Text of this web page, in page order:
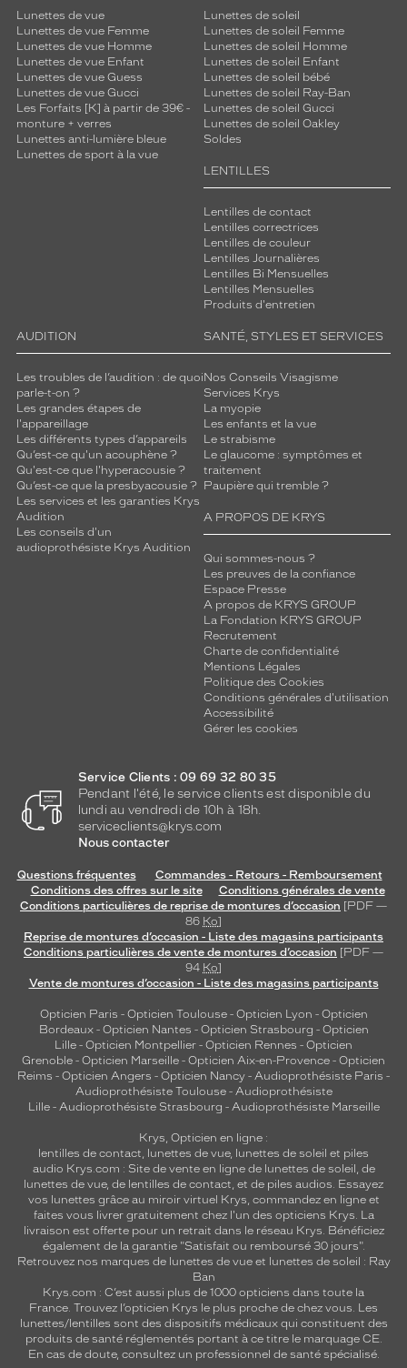
Lunettes de vue
Lunettes de vue Femme
Lunettes de vue Homme
Lunettes de vue Enfant
Lunettes de vue Guess
Lunettes de vue Gucci
Les Forfaits [K] à partir de 39€ -
monture + verres
Lunettes anti-lumière bleue
Lunettes de sport à la vue
Lunettes de soleil
Lunettes de soleil Femme
Lunettes de soleil Homme
Lunettes de soleil Enfant
Lunettes de soleil bébé
Lunettes de soleil Ray-Ban
Lunettes de soleil Gucci
Lunettes de soleil Oakley
Soldes
LENTILLES
Lentilles de contact
Lentilles correctrices
Lentilles de couleur
Lentilles Journalières
Lentilles Bi Mensuelles
Lentilles Mensuelles
Produits d'entretien
AUDITION
Les troubles de l’audition : de quoi
parle-t-on ?
Les grandes étapes de
l'appareillage
Les différents types d’appareils
Qu’est-ce qu'un acouphène ?
Qu'est-ce que l'hyperacousie ?
Qu’est-ce que la presbyacousie ?
Les services et les garanties Krys
Audition
Les conseils d'un
audioprothésiste Krys Audition
SANTÉ, STYLES ET SERVICES
Nos Conseils Visagisme
Services Krys
La myopie
Les enfants et la vue
Le strabisme
Le glaucome : symptômes et
traitement
Paupière qui tremble ?
A PROPOS DE KRYS
Qui sommes-nous ?
Les preuves de la confiance
Espace Presse
A propos de KRYS GROUP
La Fondation KRYS GROUP
Recrutement
Charte de confidentialité
Mentions Légales
Politique des Cookies
Conditions générales d'utilisation
Accessibilité
Gérer les cookies
Service Clients : 09 69 32 80 35
Pendant l'été, le service clients est disponible du
lundi au vendredi de 10h à 18h.
serviceclients@krys.com
Nous contacter
Questions fréquentes
Commandes - Retours - Remboursement
Conditions des offres sur le site
Conditions générales de vente
Conditions particulières de reprise de montures d’occasion [PDF —
86 Ko]
Reprise de montures d’occasion - Liste des magasins participants
Conditions particulières de vente de montures d’occasion [PDF —
94 Ko]
Vente de montures d’occasion - Liste des magasins participants
Opticien Paris - Opticien Toulouse- Opticien Lyon - Opticien
Bordeaux- Opticien Nantes - Opticien Strasbourg - Opticien
Lille - Opticien Montpellier - Opticien Rennes - Opticien
Grenoble - Opticien Marseille - Opticien Aix-en-Provence - Opticien
Reims - Opticien Angers - Opticien Nancy - Audioprothésiste Paris -
Audioprothésiste Toulouse- Audioprothésiste
Lille- Audioprothésiste Strasbourg - Audioprothésiste Marseille
Krys, Opticien en ligne :
lentilles de contact, lunettes de vue, lunettes de soleil et piles
audio Krys.com : Site de vente en ligne de lunettes de soleil, de
lunettes de vue, de lentilles de contact, et de piles audios. Essayez
vos lunettes grâce au miroir virtuel Krys, commandez en ligne et
faites vous livrer gratuitement chez l'un des opticiens Krys. La
livraison est offerte pour un retrait dans le réseau Krys. Bénéficiez
également de la garantie "Satisfait ou remboursé 30 jours".
Retrouvez nos marques de lunettes de vue et lunettes de soleil : Ray
Ban
Krys.com : C’est aussi plus de 1000 opticiens dans toute la
France. Trouvez l’opticien Krys le plus proche de chez vous. Les
lunettes/lentilles sont des dispositifs médicaux qui constituent des
produits de santé réglementés portant à ce titre le marquage CE.
En cas de doute, consultez un professionnel de santé spécialisé.